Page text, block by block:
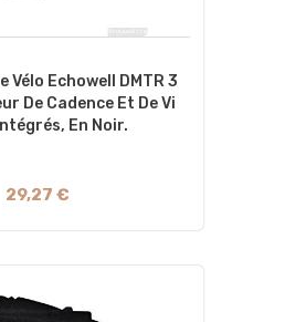
Vélo Echowell DMTR 3
De Cadence Et De Vi
En Noir.
29,27 €